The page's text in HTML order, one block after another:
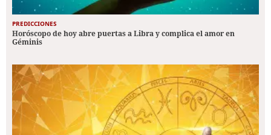
PREDICCIONES
Horóscopo de hoy abre puertas a Libra y complica el amor en
Géminis